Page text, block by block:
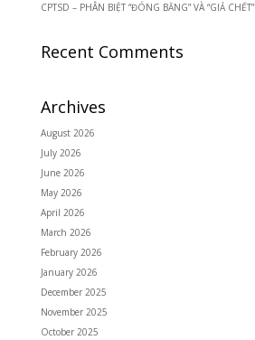
CPTSD – PHÂN BIỆT “ĐÓNG BĂNG” VÀ “GIẢ CHẾT”
Recent Comments
Archives
August 2026
July 2026
June 2026
May 2026
April 2026
March 2026
February 2026
January 2026
December 2025
November 2025
October 2025